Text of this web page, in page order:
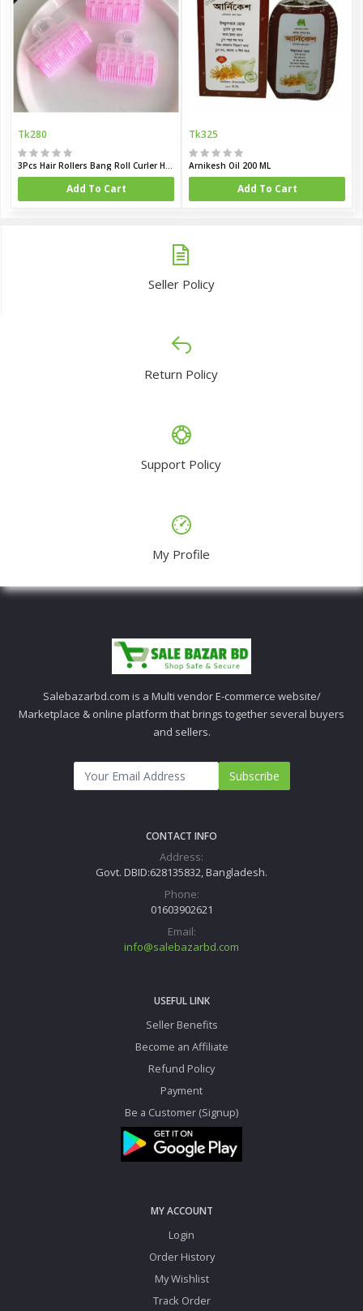
Tk280
3Pcs Hair Rollers Bang Roll Curler Hair Curler
Add To Cart
Tk325
Arnikesh Oil 200 ML
Add To Cart
Seller Policy
Return Policy
Support Policy
My Profile
Salebazarbd.com is a Multi vendor E-commerce website/
Marketplace & online platform that brings together several buyers
and sellers.
Subscribe
CONTACT INFO
Address:
Govt. DBID:628135832, Bangladesh.
Phone:
01603902621
Email:
info@salebazarbd.com
USEFUL LINK
Seller Benefits
Become an Affiliate
Refund Policy
Payment
Be a Customer (Signup)
MY ACCOUNT
Login
Order History
My Wishlist
Track Order